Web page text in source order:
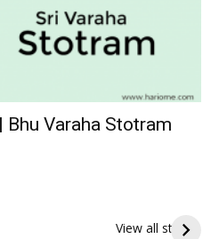
Varaha Stotram
View all stories
ఇంద్రకీలాద్రి గిరి ప్రదక్షిణ